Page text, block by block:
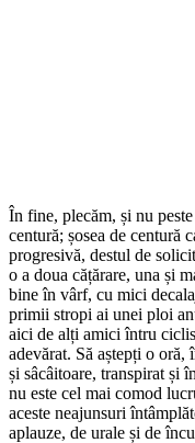
În fine, plecăm, și nu
centură; șosea de centură
progresivă, destul de
o a doua cățărare, una și
bine în vârf, cu mici
primii stropi ai unei ploi
aici de alți amici întru
adevărat. Să aștepți o oră,
și sâcâitoare, transpirat și
nu este cel mai comod
aceste neajunsuri
aplauze, de urale și de